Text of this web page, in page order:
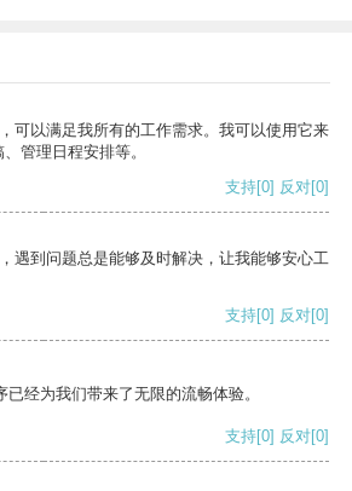
可以满足我所有的工作需求。我可以使用它来
管理日程安排等。
支持[0] 反对[0]
遇到问题总是能够及时解决，让我能够安心工
支持[0] 反对[0]
经为我们带来了无限的流畅体验。
支持[0] 反对[0]